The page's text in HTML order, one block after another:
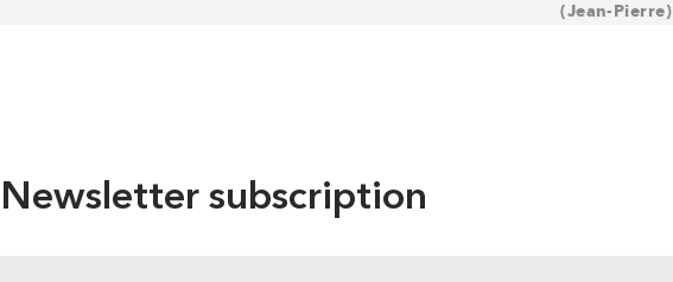
(Jean-Pierre)
Newsletter subscription